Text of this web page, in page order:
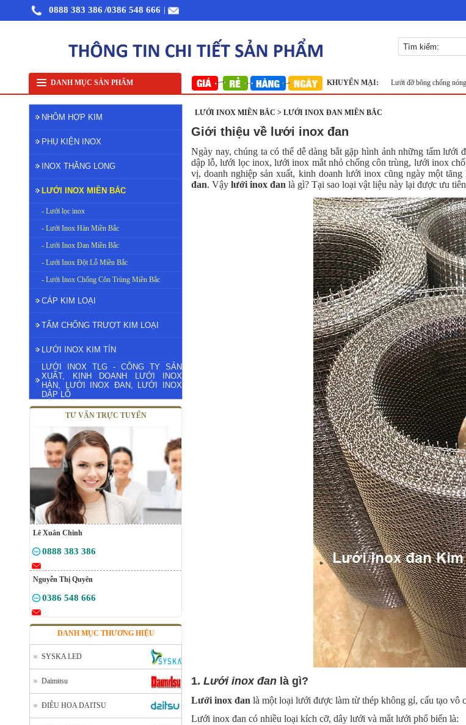
0888 383 386 /0386 548 666
DANH MỤC SẢN PHẨM KHUYẾN MẠI:
Nhôm cuộn cắt lẻ Nhôm cuộn A1050 Nhôm bảo ôn cuộn mỏng A1050 Lưới inox 304 Lưới inox Miền Bắc Lưới đỡ bông chống nóng inox
NHÔM HỢP KIM
PHỤ KIỆN INOX
INOX THĂNG LONG
LƯỚI INOX MIỀN BẮC
- Lưới lọc inox
- Lưới Inox Hàn Miền Bắc
- Lưới Inox Đan Miền Bắc
- Lưới Inox Đột Lỗ Miền Bắc
- Lưới Inox Chống Côn Trùng Miền Bắc
CÁP KIM LOẠI
TẤM CHỐNG TRƯỢT KIM LOẠI
LƯỚI INOX KIM TÍN
LƯỚI INOX TLG - CÔNG TY SẢN
XUẤT, KINH DOANH LƯỚI INOX
HÀN, LƯỚI INOX ĐAN, LƯỚI INOX
DẬP LỖ
TƯ VẤN TRỰC TUYẾN
Lê Xuân Chinh
0888 383 386
Nguyễn Thị Quyên
0386 548 666
DANH MỤC THƯƠNG HIỆU
SYSKA LED
Daimitsu
ĐIÊU HOA DAITSU
LƯỚI INOX MIỀN BẮC > LƯỚI INOX ĐAN MIỀN BẮC
Giới thiệu về lưới inox đan
Ngày nay, chúng ta có thể dễ dàng bắt gặp hình ảnh những tấm
dập lỗ, lưới lọc inox, lưới inox mắt nhỏ chống côn trùng, lưới inox
vị, doanh nghiệp sản xuất, kinh doanh lưới inox cũng ngày một
đan. Vậy lưới inox đan là gì? Tại sao loại vật liệu này lại được ưu
1. Lưới inox đan là gì?
Lưới inox đan là một loại lưới được làm từ thép không gỉ, cấu tạo vô
Lưới inox đan có nhiều loại kích cỡ, dây lưới và mắt lưới phổ biến là: